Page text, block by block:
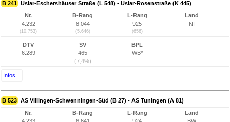
B 241 Uslar-Eschershäuser Straße (L 548) - Uslar-Rosenstraße (K 445)
Nr.
4.232
(10.753)
B-Rang
8.044
(5.646)
L-Rang
925
(656)
Land
NI
DTV
6.289
SV
465
(7,4%)
BPL
WB*
Infos...
B 523 AS Villingen-Schwenningen-Süd (B 27) - AS Tuningen (A 81)
Nr.
B-Rang
L-Rang
Land